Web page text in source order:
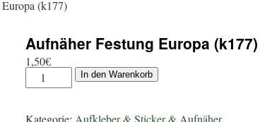
(k177)
Aufnäher Festung Europa (k177)
1,50€
In den Warenkorb
Kategorie: Aufkleber & Sticker & Aufnäher